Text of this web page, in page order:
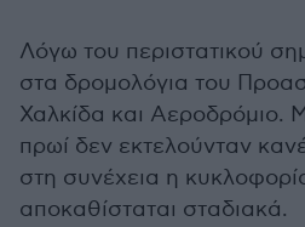
Λόγω του περιστατικού
στα δρομολόγια του
Χαλκίδα και Αεροδρόμιο.
πρωί δεν εκτελούνταν
στη συνέχεια η
αποκαθίσταται σταδιακά.